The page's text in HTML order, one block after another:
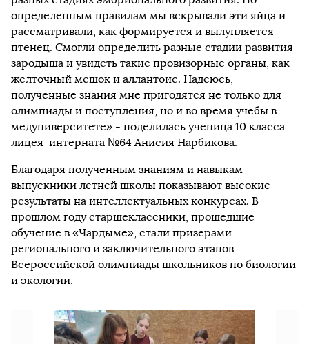
определенным правилам мы вскрывали эти яйца и
рассматривали, как формируется и вылупляется
птенец. Смогли определить разные стадии развития
зародыша и увидеть такие провизорные органы, как
желточный мешок и аллантоис. Надеюсь,
полученные знания мне пригодятся не только для
олимпиады и поступления, но и во время учебы в
медуниверситете»,- поделилась ученица 10 класса
лицея-интерната №64 Анисия Нарбикова.
Благодаря полученным знаниям и навыкам
выпускники летней школы показывают высокие
результаты на интеллектуальных конкурсах. В
прошлом году старшеклассники, прошедшие
обучение в «Чардыме», стали призерами
регионального и заключительного этапов
Всероссийской олимпиады школьников по биологии
и экологии.